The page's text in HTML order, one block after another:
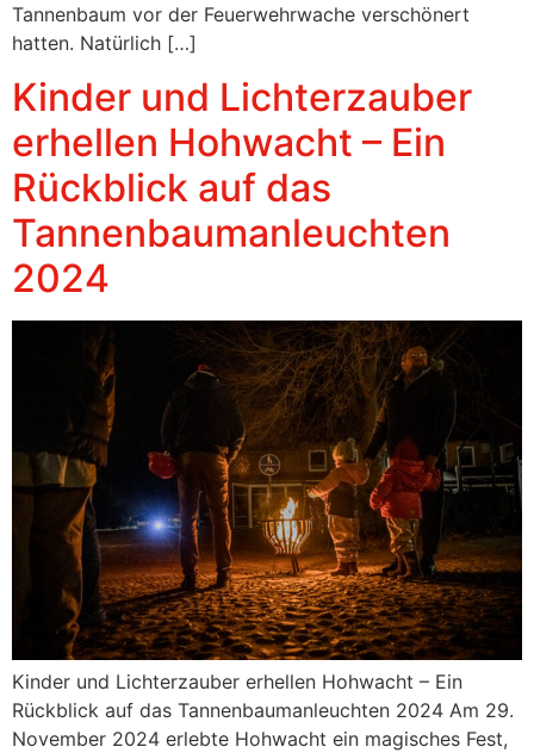
Tannenbaum vor der Feuerwehrwache verschönert
hatten. Natürlich […]
Kinder und Lichterzauber
erhellen Hohwacht – Ein
Rückblick auf das
Tannenbaumanleuchten
2024
Kinder und Lichterzauber erhellen Hohwacht – Ein
Rückblick auf das Tannenbaumanleuchten 2024 Am 29.
November 2024 erlebte Hohwacht ein magisches Fest,